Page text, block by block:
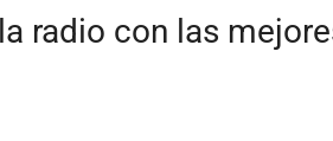
radio con las